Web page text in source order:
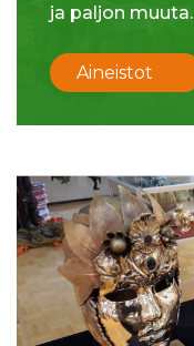
ja paljon muuta.
Aineistot